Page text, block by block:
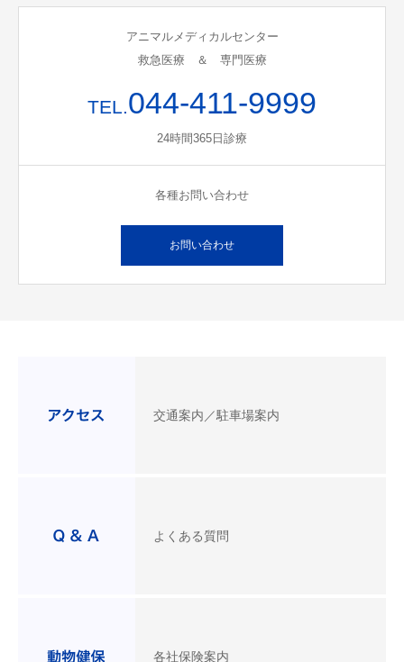
アニマルメディカルセンター
救急医療 ＆ 専門医療
TEL.044-411-9999
24時間365日診療
各種お問い合わせ
お問い合わせ
交通案内／駐車場案内
よくある質問
各社保険案内